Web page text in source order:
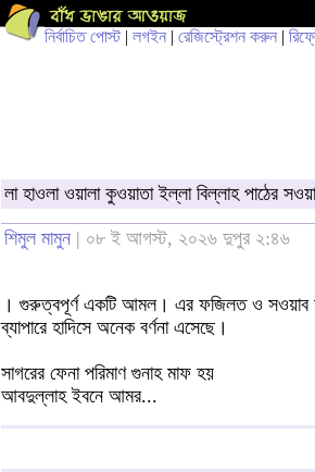
নির্বাচিত পোস্ট| লগইন | রেজিস্ট্রেশন করুন |
লা হাওলা ওয়ালা কুওয়াতা ইল্লা বিল্লাহ পাঠের
শিমুল মামুন | ০৮ ই আগস্ট, ২০২৬ দুপুর ২:৪৬
। গুরুত্বপূর্ণ একটি আমল। এর ফজিলত ও সওয়াব
ব্যাপারে হাদিসে অনেক বর্ণনা এসেছে।
সাগরের ফেনা পরিমাণ গুনাহ মাফ হয়
আবদুল্লাহ ইবনে আমর...